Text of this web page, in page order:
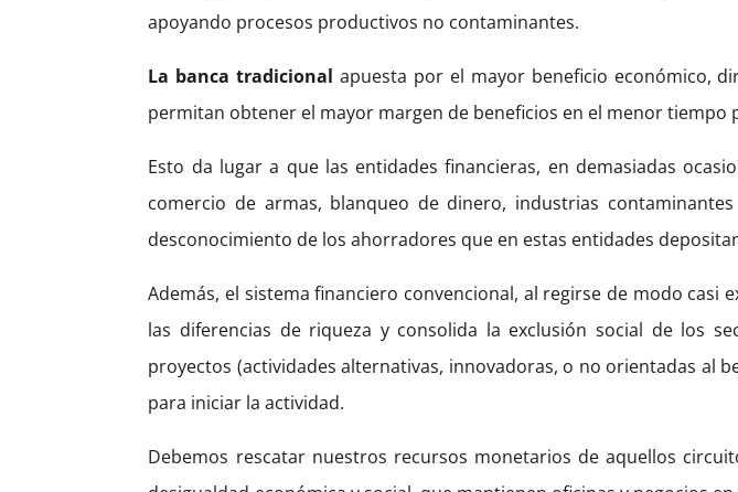
apoyando procesos productivos no contaminantes.
La banca tradicional apuesta por el mayor beneficio económico,
permitan obtener el mayor margen de beneficios en el menor tiempo
Esto da lugar a que las entidades financieras, en demasiadas
comercio de armas, blanqueo de dinero, industrias
desconocimiento de los ahorradores que en estas entidades
Además, el sistema financiero convencional, al regirse de modo
las diferencias de riqueza y consolida la exclusión social de los
proyectos (actividades alternativas, innovadoras, o no orientadas al
para iniciar la actividad.
Debemos rescatar nuestros recursos monetarios de aquellos